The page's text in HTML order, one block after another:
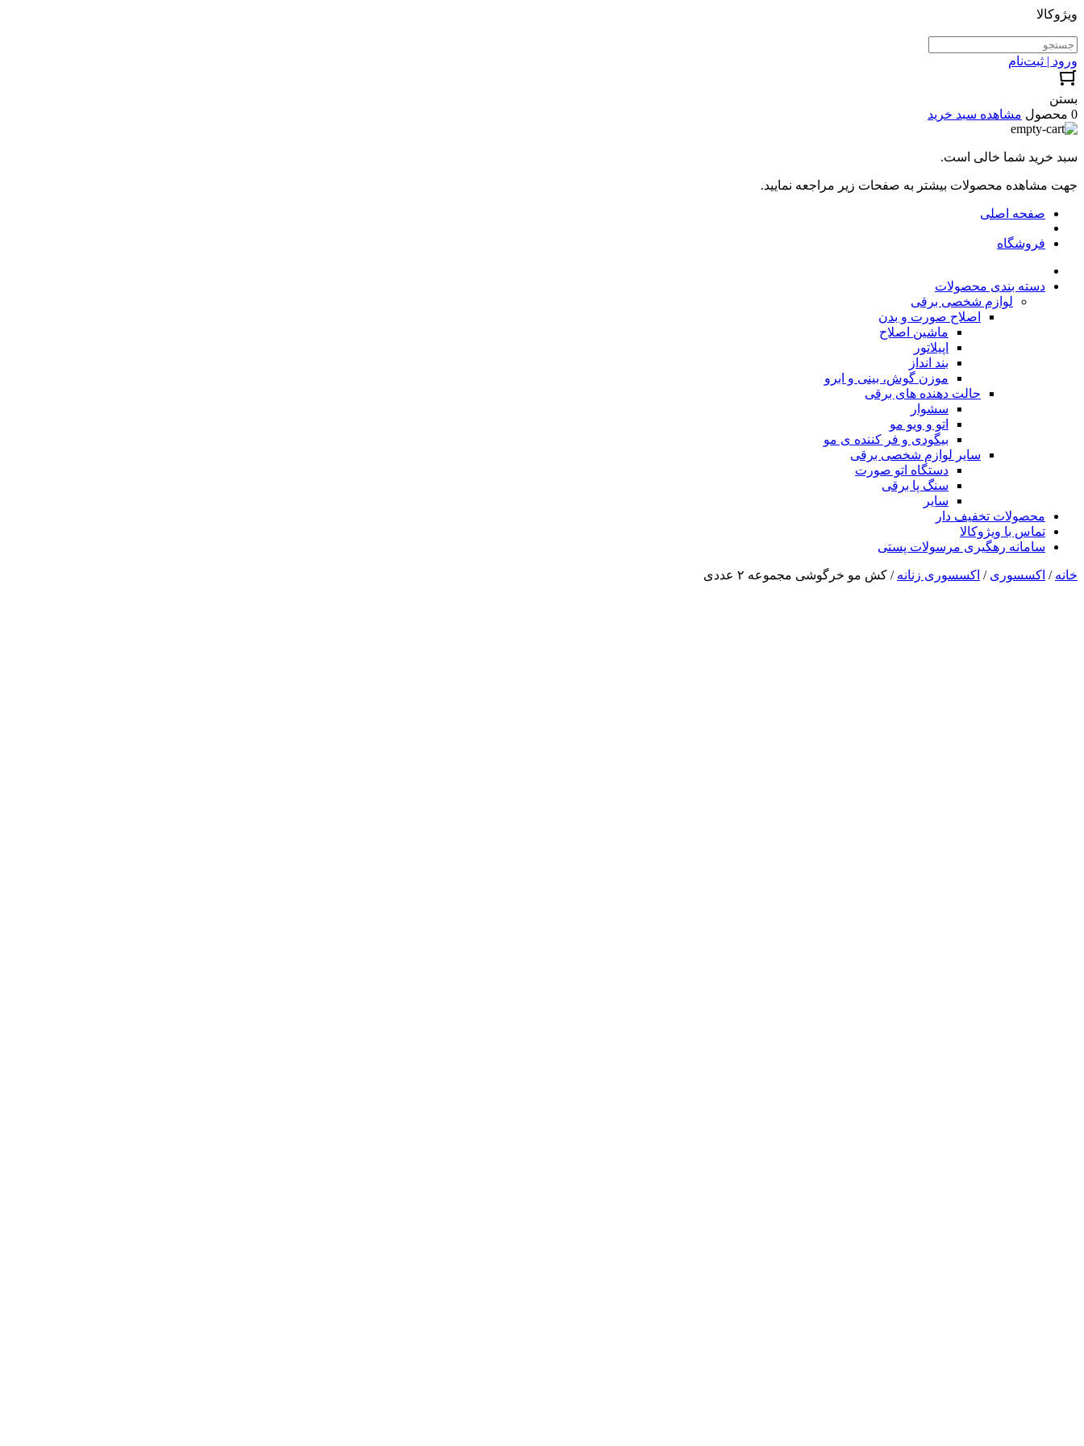
ویژوکالا
ورود | ثبت‌نام
بستن
0 محصول
مشاهده سبد خرید
سبد خرید شما خالی است.
جهت مشاهده محصولات بیشتر به صفحات زیر مراجعه نمایید.
صفحه اصلی
فروشگاه
دسته بندی محصولات
لوازم شخصی برقی
اصلاح صورت و بدن
ماشین اصلاح
اپیلاتور
بند انداز
موزن گوش، بینی و ابرو
حالت دهنده های برقی
سشوار
اتو و ویو مو
بیگودی و فر کننده ی مو
سایر لوازم شخصی برقی
دستگاه اتو صورت
سنگ پا برقی
سایر
محصولات تخفیف دار
تماس با ویژوکالا
سامانه رهگیری مرسولات پستی
خانه / اکسسوری / اکسسوری زنانه / کش مو خرگوشی مجموعه ۲ عددی